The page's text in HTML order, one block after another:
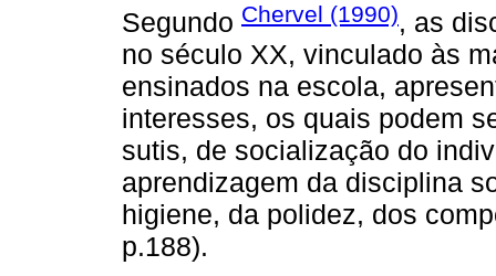
Segundo Chervel (1990), as
no século XX, vinculado às
ensinados na escola,
interesses, os quais podem
sutis, de socialização do
aprendizagem da disciplina
higiene, da polidez, dos
p.188).